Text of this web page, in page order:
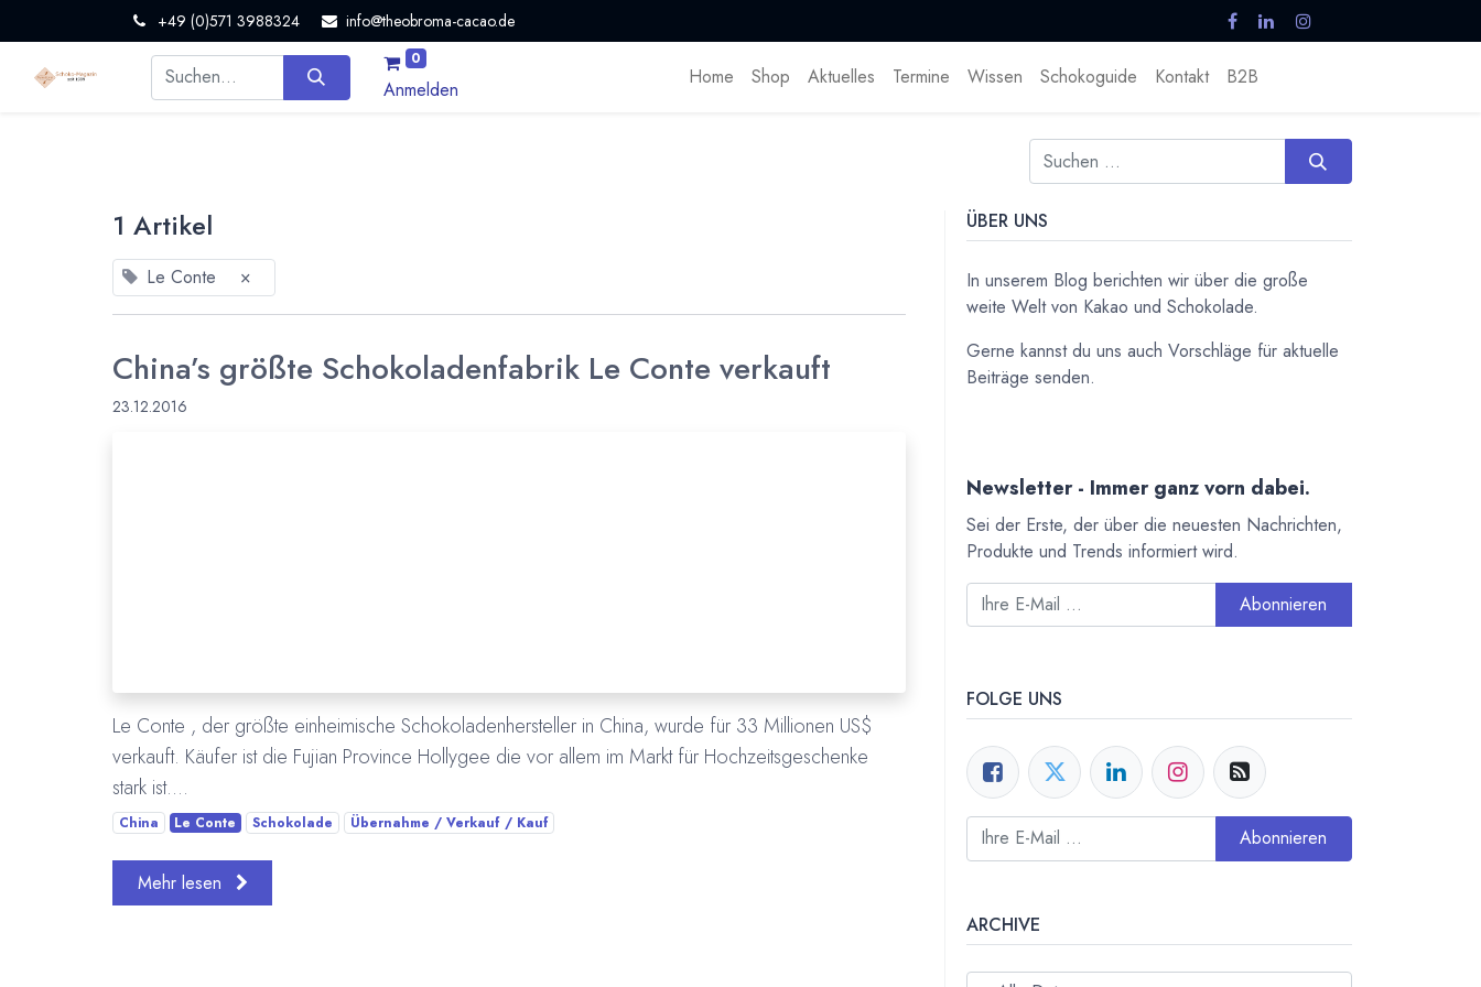
+49 (0)571 3988324 info@theobroma-cacao.de
0
Anmelden
Home Shop Aktuelles Termine Wissen Schokoguide Kontakt B2B
1 Artikel
Le Conte ×
China’s größte Schokoladenfabrik Le Conte verkauft
23.12.2016
Le Conte , der größte einheimische Schokoladenhersteller in China, wurde für 33 Millionen US$
verkauft. Käufer ist die Fujian Province Hollygee die vor allem im Markt für Hochzeitsgeschenke
stark ist....
China Le Conte Schokolade Übernahme / Verkauf / Kauf
Mehr lesen
ÜBER UNS
In unserem Blog berichten wir über die große
weite Welt von Kakao und Schokolade.
Gerne kannst du uns auch Vorschläge für aktuelle
Beiträge senden.
Newsletter - Immer ganz vorn dabei.
Sei der Erste, der über die neuesten Nachrichten,
Produkte und Trends informiert wird.
Abonnieren
FOLGE UNS
Abonnieren
ARCHIVE